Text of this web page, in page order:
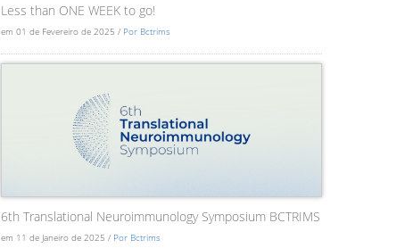
Less than ONE WEEK to go!
em 01 de Fevereiro de 2025 / Por Bctrims
6th Translational Neuroimmunology Symposium BCTRIMS
em 11 de Janeiro de 2025 / Por Bctrims